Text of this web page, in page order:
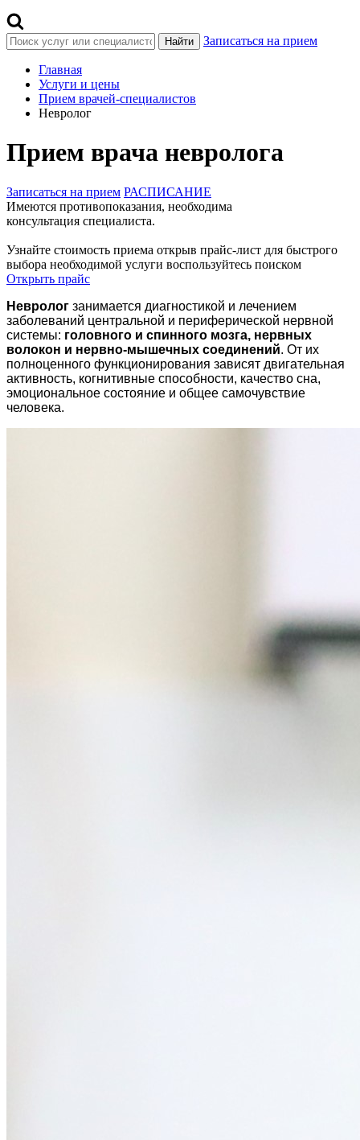
Найти Записаться на прием
Главная
Услуги и цены
Прием врачей-специалистов
Невролог
Прием врача невролога
Записаться на прием РАСПИСАНИЕ
Имеются противопоказания, необходима
консультация специалиста.
Узнайте стоимость приема открыв прайс-лист для быстрого
выбора необходимой услуги воспользуйтесь поиском
Открыть прайс
Невролог занимается диагностикой и лечением
заболеваний центральной и периферической нервной
системы: головного и спинного мозга, нервных
волокон и нервно-мышечных соединений. От их
полноценного функционирования зависят двигательная
активность, когнитивные способности, качество сна,
эмоциональное состояние и общее самочувствие
человека.